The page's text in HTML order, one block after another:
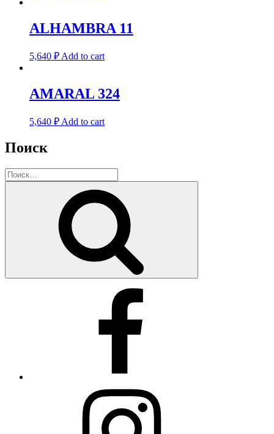
ALHAMBRA 11
5,640 ₽ Add to cart
AMARAL 324
5,640 ₽ Add to cart
Поиск
Искать: